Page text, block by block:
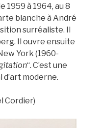
1959 à 1964, au 8
blanche à André
surréaliste. Il
Il ouvre ensuite
York (1960-
“. C’est une
moderne.
Cordier)